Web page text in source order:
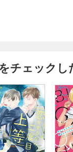
チェック